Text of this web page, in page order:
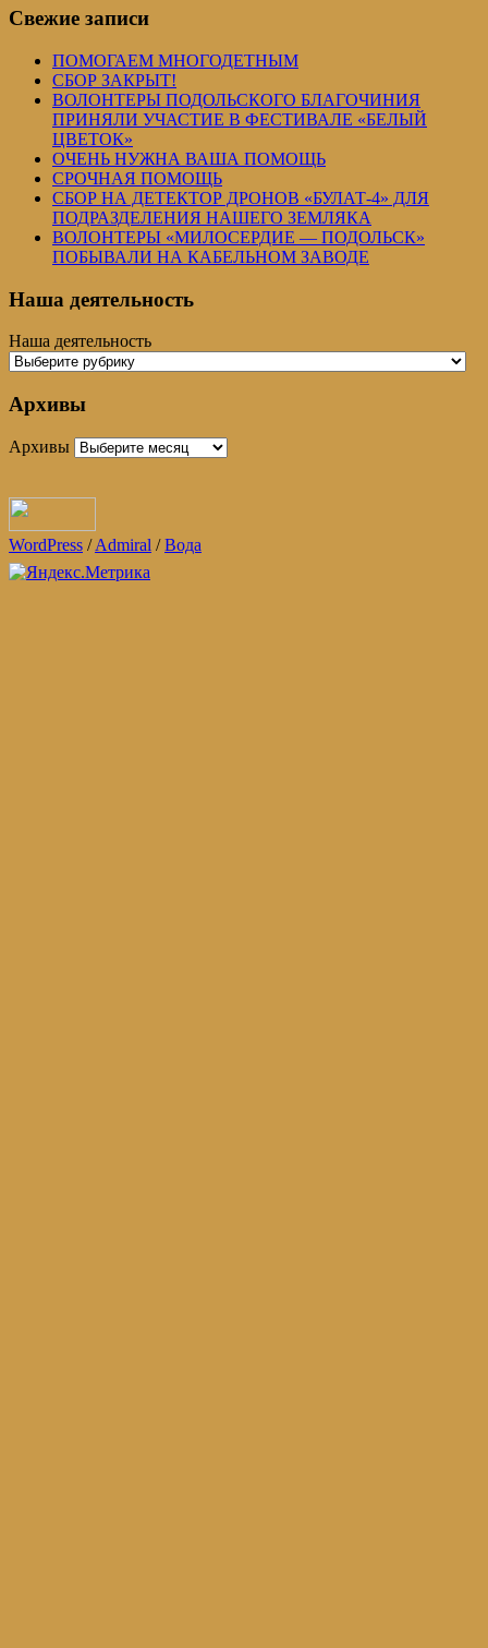
Свежие записи
ПОМОГАЕМ МНОГОДЕТНЫМ
СБОР ЗАКРЫТ!
ВОЛОНТЕРЫ ПОДОЛЬСКОГО БЛАГОЧИНИЯ
ПРИНЯЛИ УЧАСТИЕ В ФЕСТИВАЛЕ «БЕЛЫЙ
ЦВЕТОК»
ОЧЕНЬ НУЖНА ВАША ПОМОЩЬ
СРОЧНАЯ ПОМОЩЬ
СБОР НА ДЕТЕКТОР ДРОНОВ «БУЛАТ-4» ДЛЯ
ПОДРАЗДЕЛЕНИЯ НАШЕГО ЗЕМЛЯКА
ВОЛОНТЕРЫ «МИЛОСЕРДИЕ — ПОДОЛЬСК»
ПОБЫВАЛИ НА КАБЕЛЬНОМ ЗАВОДЕ
Наша деятельность
Наша деятельность
Архивы
Архивы
WordPress /Admiral /Вода